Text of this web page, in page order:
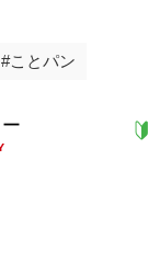
#ことパン